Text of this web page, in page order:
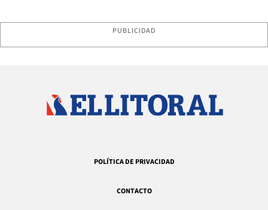
PUBLICIDAD
POLÍTICA DE PRIVACIDAD
CONTACTO